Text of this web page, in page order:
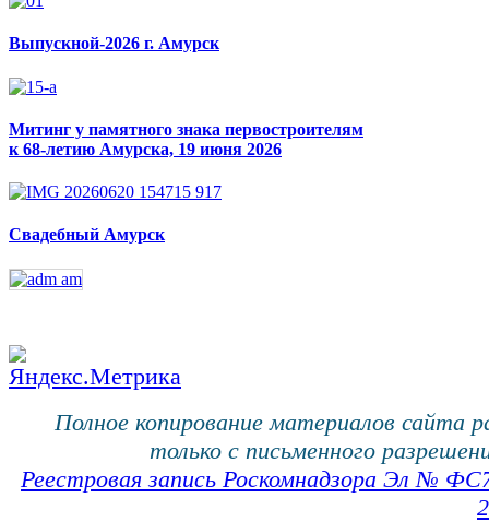
Выпускной-2026 г. Амурск
Митинг у памятного знака первостроителям
к 68-летию Амурска, 19 июня 2026
Свадебный Амурск
Полное копирование материалов сайта
только с письменного
Реестровая запись Роскомнадзора Эл №